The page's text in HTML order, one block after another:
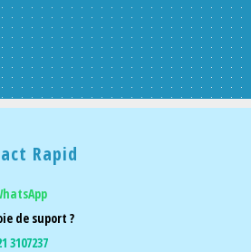
Rapid
de suport ?
3107237